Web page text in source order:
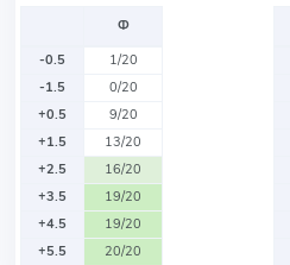
Ф
-0.5
1/20
-1.5
0/20
+0.5
9/20
+1.5
13/20
+2.5
16/20
+3.5
19/20
+4.5
19/20
+5.5
20/20